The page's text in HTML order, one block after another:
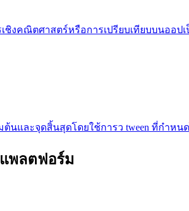
ชิงคณิตศาสตร์หรือการเปรียบเทียบบนออ
นและจุดสิ้นสุดโดยใช้การว tween ที่กำ
พลตฟอร์ม